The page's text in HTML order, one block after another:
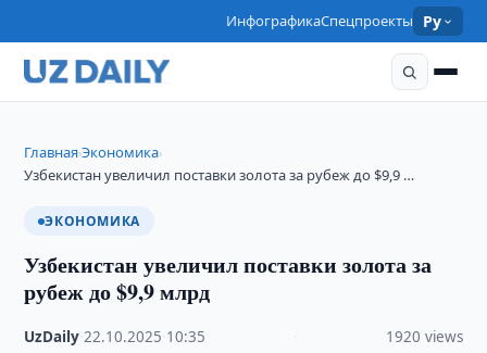
ИнфографикаСпецпроекты Ру
Главная›Экономика›
Узбекистан увеличил поставки золота за рубеж до $9,9 …
ЭКОНОМИКА
Узбекистан увеличил поставки золота за
рубеж до $9,9 млрд
UzDaily ·22.10.2025 10:35 1920 views